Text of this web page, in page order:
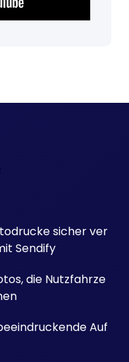
sicher ver
Sendify
die Nutzfahrze
Auf